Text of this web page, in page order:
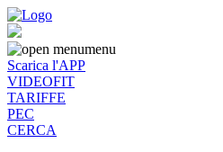
menu
Scarica l'APP
VIDEOFIT
TARIFFE
PEC
CERCA